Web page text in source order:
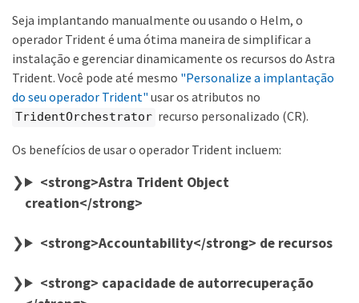
Seja implantando manualmente ou usando o Helm, o
operador Trident é uma ótima maneira de simplificar a
instalação e gerenciar dinamicamente os recursos do Astra
Trident. Você pode até mesmo "Personalize a implantação
do seu operador Trident" usar os atributos no
TridentOrchestrator recurso personalizado (CR).
Os benefícios de usar o operador Trident incluem:
<strong>Astra Trident Object
creation</strong>
<strong>Accountability</strong> de recursos
<strong> capacidade de autorrecuperação